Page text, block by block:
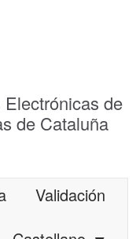
de
de Cataluña
Validación